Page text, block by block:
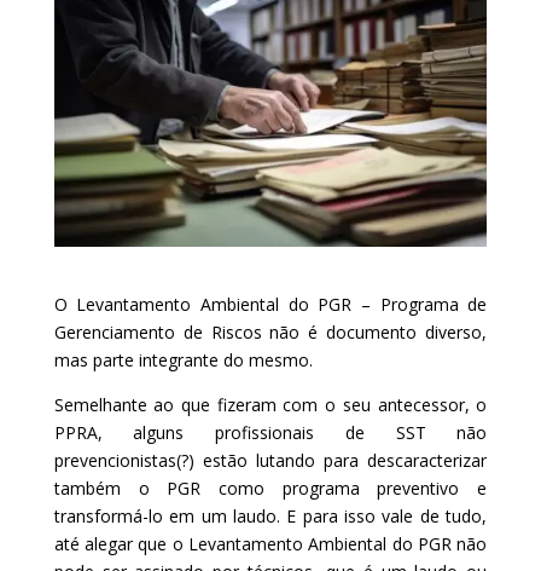
O Levantamento Ambiental do PGR – Programa de
Gerenciamento de Riscos não é documento diverso,
mas parte integrante do mesmo.
Semelhante ao que fizeram com o seu antecessor, o
PPRA, alguns profissionais de SST não
prevencionistas(?) estão lutando para descaracterizar
também o PGR como programa preventivo e
transformá-lo em um laudo. E para isso vale de tudo,
até alegar que o Levantamento Ambiental do PGR não